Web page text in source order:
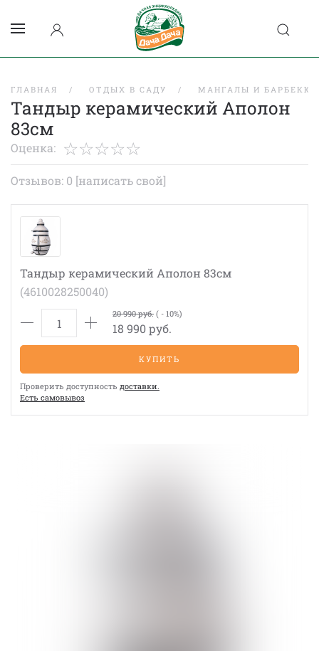
ГЛАВНАЯ ОТДЫХ В САДУ МАНГАЛЫ И БАРБЕКЮ
Тандыр керамический Аполон
83см
Оценка:
Отзывов: 0 [написать свой]
Тандыр керамический Аполон 83см
(4610028250040)
20 990 руб. ( - 10%)
18 990 руб.
КУПИТЬ
Проверить доступность доставки.
Eсть cамовывоз